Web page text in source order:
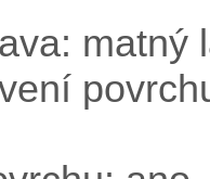
matný